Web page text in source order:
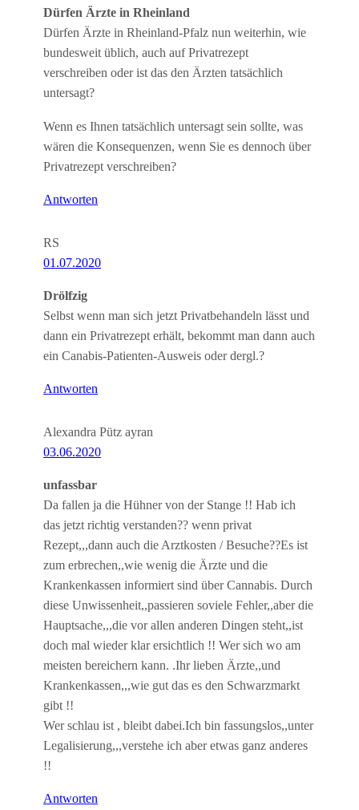
Dürfen Ärzte in Rheinland
Dürfen Ärzte in Rheinland-Pfalz nun weiterhin, wie
bundesweit üblich, auch auf Privatrezept
verschreiben oder ist das den Ärzten tatsächlich
untersagt?
Wenn es Ihnen tatsächlich untersagt sein sollte, was
wären die Konsequenzen, wenn Sie es dennoch über
Privatrezept verschreiben?
Antworten
RS
01.07.2020
Drölfzig
Selbst wenn man sich jetzt Privatbehandeln lässt und
dann ein Privatrezept erhält, bekommt man dann auch
ein Canabis-Patienten-Ausweis oder dergl.?
Antworten
Alexandra Pütz ayran
03.06.2020
unfassbar
Da fallen ja die Hühner von der Stange !! Hab ich
das jetzt richtig verstanden?? wenn privat
Rezept,,,dann auch die Arztkosten / Besuche??Es ist
zum erbrechen,,wie wenig die Ärzte und die
Krankenkassen informiert sind über Cannabis. Durch
diese Unwissenheit,,passieren soviele Fehler,,aber die
Hauptsache,,,die vor allen anderen Dingen steht,,ist
doch mal wieder klar ersichtlich !! Wer sich wo am
meisten bereichern kann. .Ihr lieben Ärzte,,und
Krankenkassen,,,wie gut das es den Schwarzmarkt
gibt !!
Wer schlau ist , bleibt dabei.Ich bin fassungslos,,unter
Legalisierung,,,verstehe ich aber etwas ganz anderes
!!
Antworten